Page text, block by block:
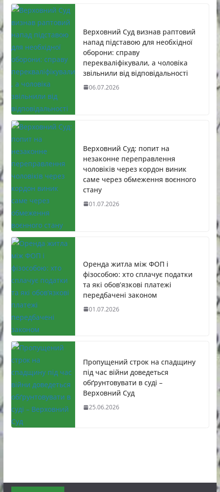
Верховний Суд визнав раптовий
напад підставою для необхідної
оборони: справу
перекваліфікували, а чоловіка
звільнили від відповідальності
06.07.2026
Верховний Суд: попит на
незаконне переправлення
чоловіків через кордон виник
саме через обмеження воєнного
стану
01.07.2026
Оренда житла між ФОП і
фізособою: хто сплачує податки
та які обов’язкові платежі
передбачені законом
01.07.2026
Пропущений строк на спадщину
під час війни доведеться
обґрунтовувати в суді –
Верховний Суд
25.06.2026